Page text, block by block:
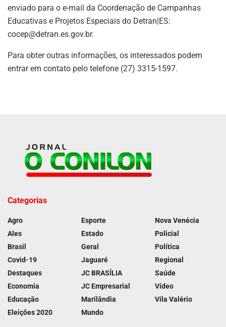
enviado para o e-mail da Coordenação de Campanhas
Educativas e Projetos Especiais do Detran|ES:
cocep@detran.es.gov.br.
Para obter outras informações, os interessados podem
entrar em contato pelo telefone (27) 3315-1597.
Categorias
Agro
Ales
Brasil
Covid-19
Destaques
Economia
Educação
Eleições 2020
Esporte
Estado
Geral
Jaguaré
JC BRASÍLIA
JC Empresarial
Marilândia
Mundo
Nova Venécia
Policial
Política
Regional
Saúde
Vídeo
Vila Valério